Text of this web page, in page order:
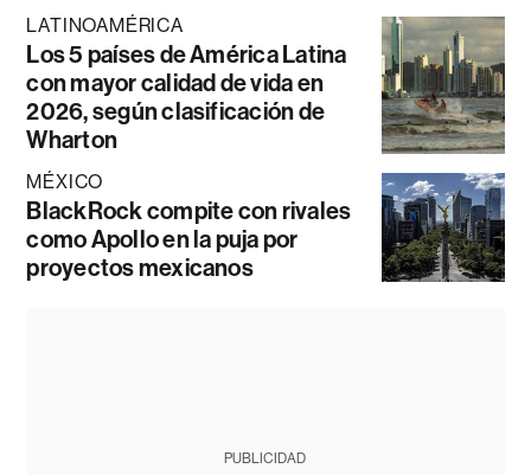
LATINOAMÉRICA
Los 5 países de América Latina
con mayor calidad de vida en
2026, según clasificación de
Wharton
MÉXICO
BlackRock compite con rivales
como Apollo en la puja por
proyectos mexicanos
PUBLICIDAD